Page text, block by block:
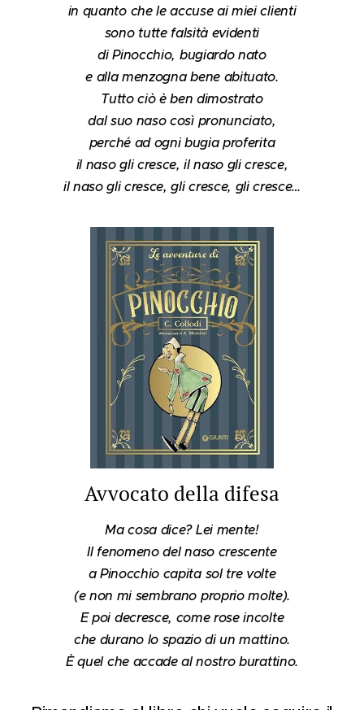
in quanto che le accuse ai miei clienti
sono tutte falsità evidenti
di Pinocchio, bugiardo nato
e alla menzogna bene abituato.
Tutto ciò è ben dimostrato
dal suo naso così pronunciato,
perché ad ogni bugia proferita
il naso gli cresce, il naso gli cresce,
il naso gli cresce, gli cresce, gli cresce…
Avvocato della difesa
Ma cosa dice? Lei mente!
Il fenomeno del naso crescente
a Pinocchio capita sol tre volte
(e non mi sembrano proprio molte).
E poi decresce, come rose incolte
che durano lo spazio di un mattino.
È quel che accade al nostro burattino.